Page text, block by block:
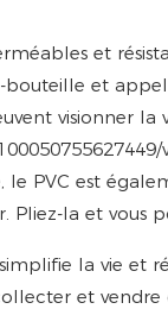
et
bouteille et
visionner la
PVC est
Pliez-la et
simplifie la vie
et